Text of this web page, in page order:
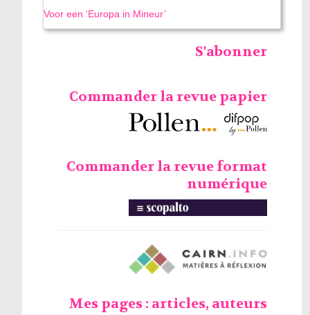
Voor een ‘Europa in Mineur’
S'abonner
Commander la revue papier
Commander la revue format
numérique
Mes pages : articles, auteurs